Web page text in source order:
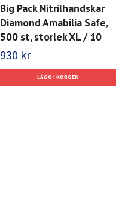
Big Pack Nitrilhandskar
Diamond Amabilia Safe,
500 st, storlek XL / 10
930 kr